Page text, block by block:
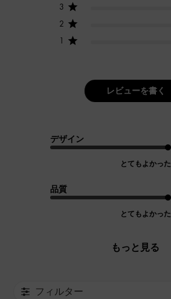
3
2
1
レビューを書く
デザイン
とてもよかった
品質
とてもよかった
もっと見る
フィルター